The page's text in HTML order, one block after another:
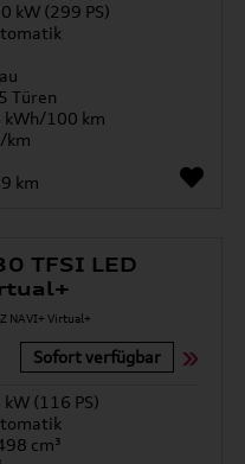
kW (299 PS)
Türen
kWh/100 km
km
km
TFSI LED
Sofort verfügbar
kW (116 PS)
cm³